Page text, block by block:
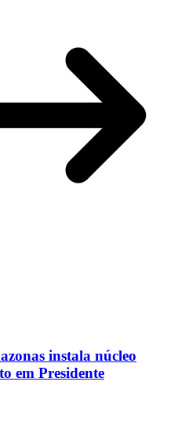
instala núcleo
em Presidente